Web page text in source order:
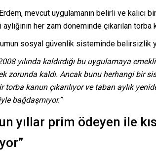
mevcut uygulamanın belirli ve kalıcı
her zam döneminde çıkarılan
sosyal güvenlik sisteminde belirsizlik
2008 yılında kaldırdığı bu uygulamaya
zorunda kaldı. Ancak bunu herhangi bir
torba kanun çıkarılıyor ve taban aylık
bağdaşmıyor.”
yıllar prim ödeyen ile